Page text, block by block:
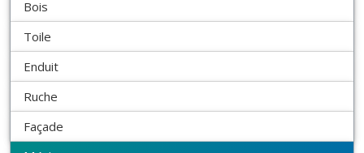
Bois
Toile
Enduit
Ruche
Façade